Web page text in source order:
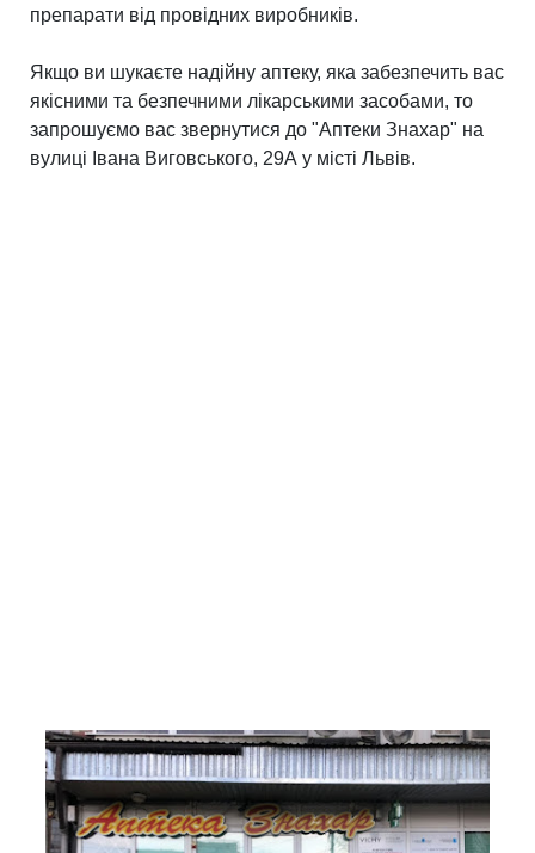
препарати від провідних виробників.
Якщо ви шукаєте надійну аптеку, яка забезпечить вас
якісними та безпечними лікарськими засобами, то
запрошуємо вас звернутися до "Аптеки Знахар" на
вулиці Івана Виговського, 29А у місті Львів.